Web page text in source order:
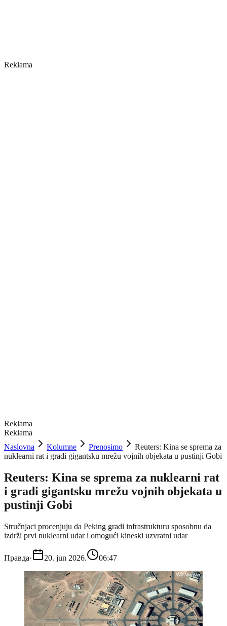
Reklama
Reklama
Reklama
Naslovna
Kolumne Prenosimo
Reuters: Kina se sprema za
nuklearni rat i gradi gigantsku mrežu vojnih objekata u pustinji Gobi
Reuters: Kina se sprema za nuklearni rat
i gradi gigantsku mrežu vojnih objekata u
pustinji Gobi
Stručnjaci procenjuju da Peking gradi infrastrukturu sposobnu da
izdrži prvi nuklearni udar i omogući kineski uzvratni udar
Правда· 20. jun 2026. 06:47